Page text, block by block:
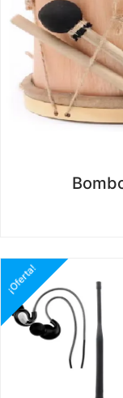
¡Oferta!